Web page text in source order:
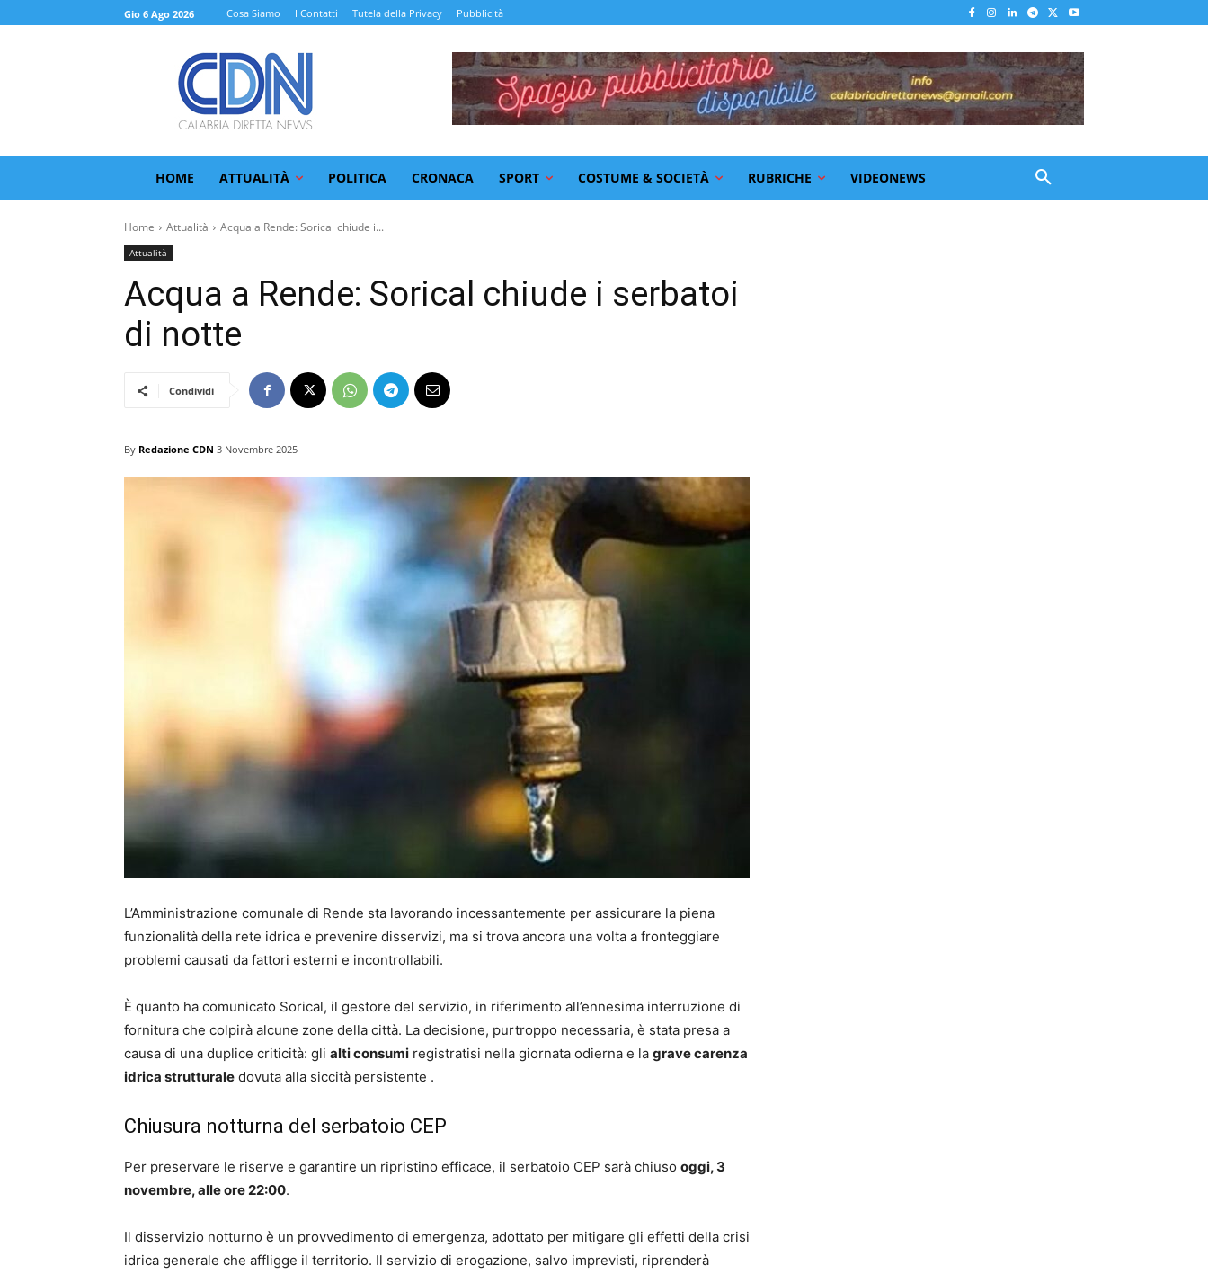
Gio 6 Ago 2026 Cosa Siamo I Contatti Tutela della Privacy Pubblicità
HOME ATTUALITÀ POLITICA CRONACA SPORT COSTUME & SOCIETÀ RUBRICHE VIDEONEWS
Home Attualità Acqua a Rende: Sorical chiude i...
Attualità
Acqua a Rende: Sorical chiude i serbatoi
di notte
Condividi
By Redazione CDN 3 Novembre 2025
L’Amministrazione comunale di Rende sta lavorando incessantemente per assicurare la piena
funzionalità della rete idrica e prevenire disservizi, ma si trova ancora una volta a fronteggiare
problemi causati da fattori esterni e incontrollabili.
È quanto ha comunicato Sorical, il gestore del servizio, in riferimento all’ennesima interruzione di
fornitura che colpirà alcune zone della città. La decisione, purtroppo necessaria, è stata presa a
causa di una duplice criticità: gli alti consumi registratisi nella giornata odierna e la grave carenza
idrica strutturale dovuta alla siccità persistente .
Chiusura notturna del serbatoio CEP
Per preservare le riserve e garantire un ripristino efficace, il serbatoio CEP sarà chiuso oggi, 3
novembre, alle ore 22:00.
Il disservizio notturno è un provvedimento di emergenza, adottato per mitigare gli effetti della crisi
idrica generale che affligge il territorio. Il servizio di erogazione, salvo imprevisti, riprenderà